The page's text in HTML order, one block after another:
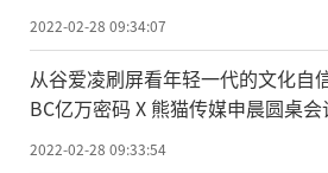
2022-02-28 09:34:07
从谷爱凌刷屏看年轻一代的文化自
BC亿万密码 X 熊猫传媒申晨圆桌会
2022-02-28 09:33:54